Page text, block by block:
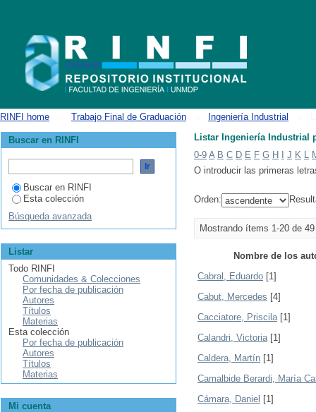
RINFI home Trabajo Final de Graduación Ingeniería Industrial
Listar Ingeniería Industrial
0-9 A B C D E F G H J K L
O introducir las primeras
Orden:
Mostrando ítems 1-20 de 49
Nombre de los
Cabral, Eduardo [1]
Cabut, Mercedes [4]
Cacciatore, Priscila[1]
Calandri, Victoria[1]
Caldera, Martín [1]
Camalbide Berardi, María
Cámara, Daniel [1]
Buscar en RINFI
Buscar en RINFI
Esta colección
Búsqueda avanzada
Listar
Todo RINFI
Comunidades & Colecciones
Por fecha de publicación
Autores
Títulos
Materias
Esta colección
Por fecha de publicación
Autores
Títulos
Materias
Mi cuenta